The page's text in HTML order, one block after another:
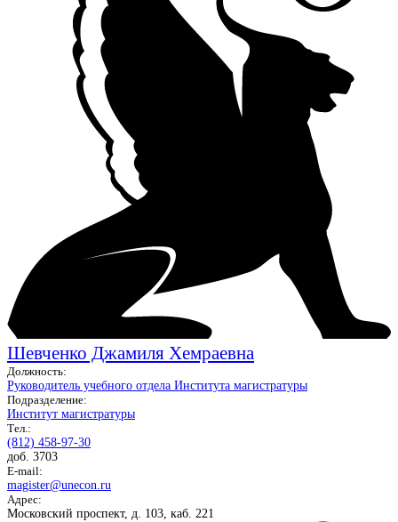
Шевченко Джамиля Хемраевна
Должность:
Руководитель учебного отдела Института магистратуры
Подразделение:
Институт магистратуры
Тел.:
(812) 458-97-30
доб. 3703
E-mail:
magister@unecon.ru
Адрес:
Московский проспект, д. 103, каб. 221